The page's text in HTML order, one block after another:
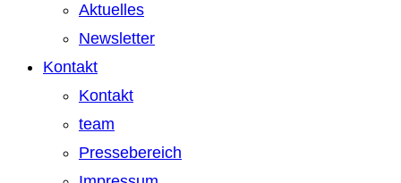
Aktuelles
Newsletter
Kontakt
Kontakt
team
Pressebereich